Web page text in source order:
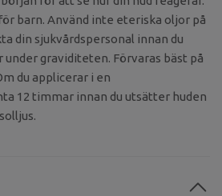
barn. Använd inte eteriska oljor på
din sjukvårdspersonal innan du
graviditeten. Förvaras bäst på
du applicerar i en
12 timmar innan du utsätter huden